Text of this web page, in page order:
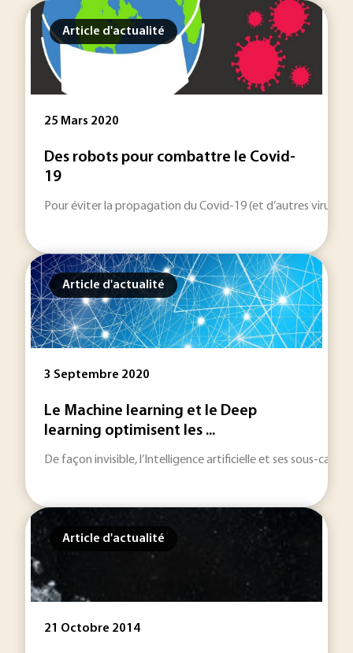
Article d'actualité
25 Mars 2020
Des robots pour combattre le Covid-
19
Pour éviter la propagation du Covid-19 (et d’autres virus)
Article d'actualité
3 Septembre 2020
Le Machine learning et le Deep
learning optimisent les ...
De façon invisible, l’Intelligence artificielle et ses sous-
Article d'actualité
21 Octobre 2014